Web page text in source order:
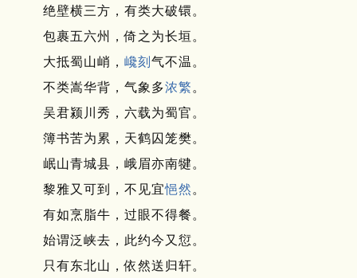
绝壁横三方，有类大破镮。
包裹五六州，倚之为长垣。
大抵蜀山峭， 巉刻 气不温。
不类嵩华背，气象多浓繁 。
吴君颍川秀，六载为蜀官。
簿书苦为累，天鹤囚笼樊。
岷山青城县，峨眉亦南犍。
黎雅又可到，不见宜悒然 。
有如烹脂牛，过眼不得餐。
始谓泛峡去，此约今又愆。
只有东北山，依然送归轩。